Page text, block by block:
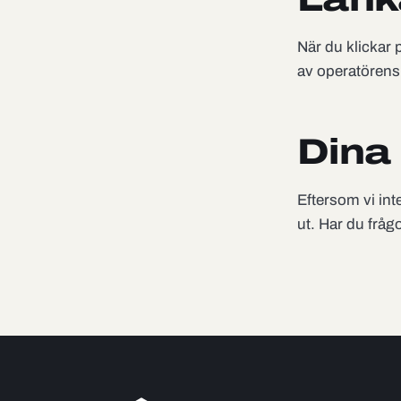
När du klickar
av
Eftersom vi
ut. Har du